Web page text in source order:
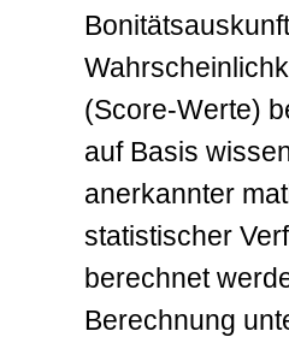
(Score-Werte)
auf Basis
anerkannter
statistischer
berechnet
Berechnung